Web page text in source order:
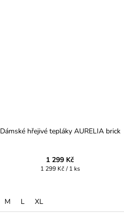
Dámské hřejivé tepláky AURELIA brick
1 299 Kč
Měrná
1 299 Kč / 1 ks
M L XL